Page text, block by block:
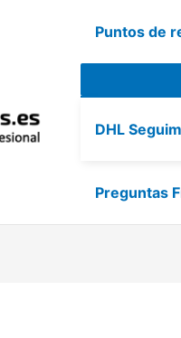
Puntos de
DHL
Preguntas